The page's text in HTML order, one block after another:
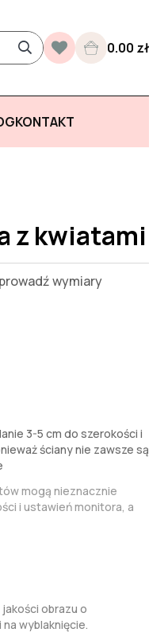
0.00 zł
KONTAKT
z kwiatami
wymiary
3-5 cm do szerokości i
ściany nie zawsze są
mogą nieznacznie
i ustawień monitora, a
obrazu o
wyblaknięcie.